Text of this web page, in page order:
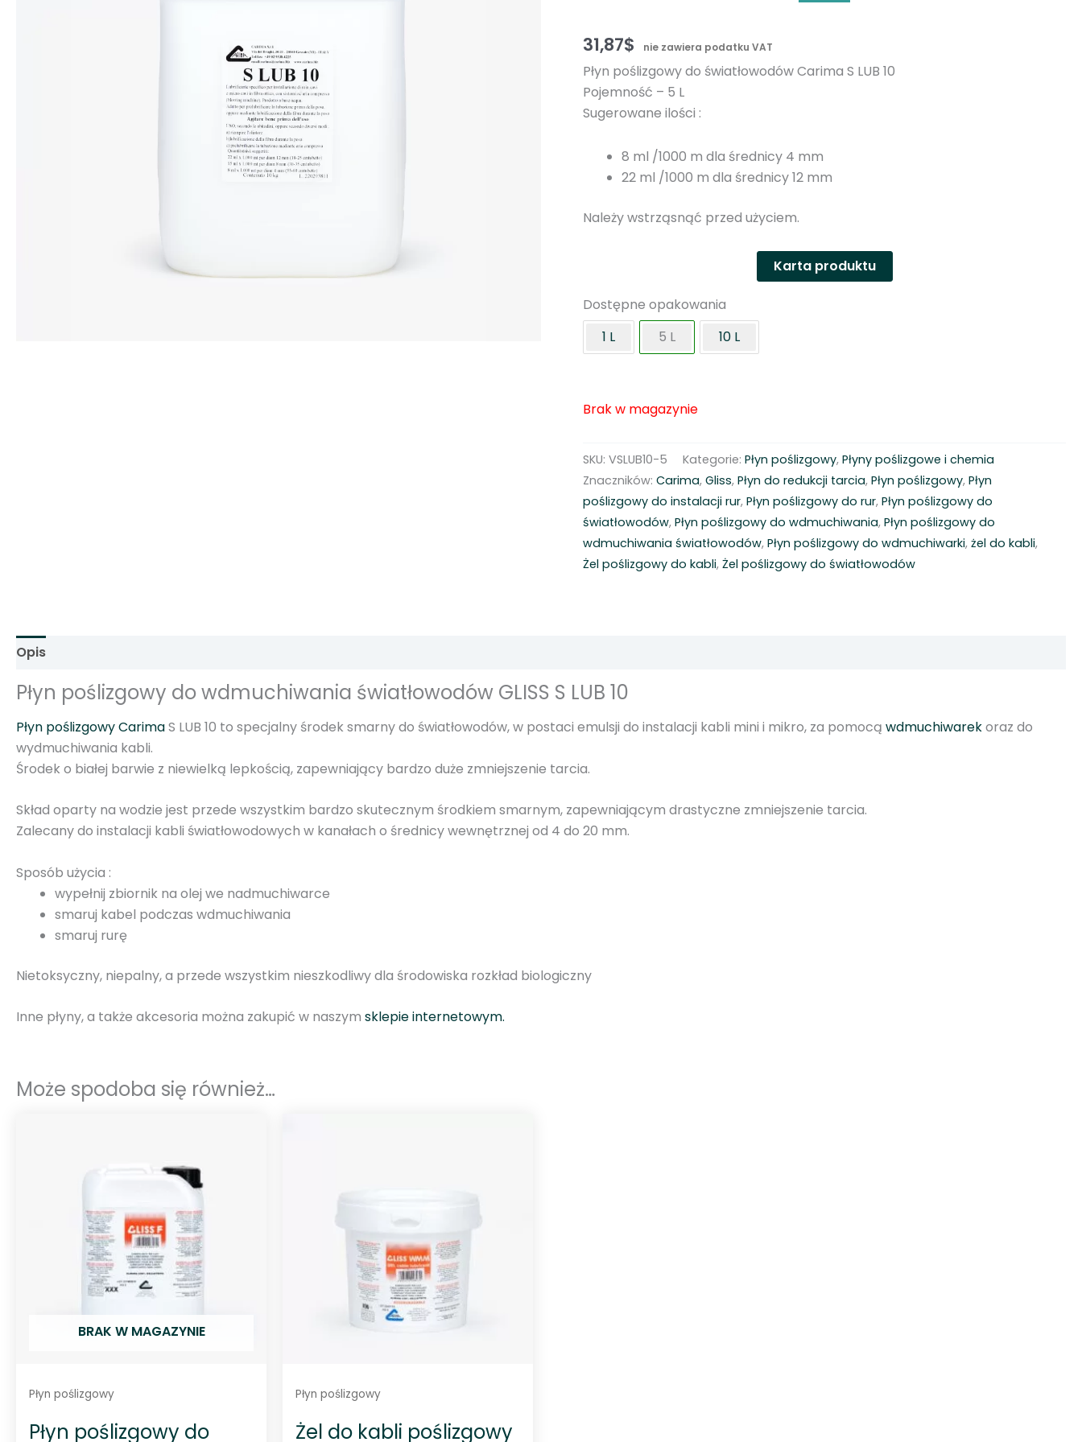
31,87$ nie zawiera podatku VAT
Płyn poślizgowy do światłowodów Carima S LUB 10
Pojemność – 5 L
Sugerowane ilości :
8 ml /1000 m dla średnicy 4 mm
22 ml /1000 m dla średnicy 12 mm
Należy wstrząsnąć przed użyciem.
Karta produktu
Dostępne opakowania
1 L
5 L 10 L
Brak w magazynie
SKU:VSLUB10-5 Kategorie:Płyn poślizgowy,Płyny poślizgowe i chemia
Znaczników:Carima,Gliss,Płyn do redukcji tarcia,Płyn poślizgowy,Płyn
poślizgowy do instalacji rur,Płyn poślizgowy do rur,Płyn poślizgowy do
światłowodów,Płyn poślizgowy do wdmuchiwania,Płyn poślizgowy do
wdmuchiwania światłowodów,Płyn poślizgowy do wdmuchiwarki,żel do kabli,
Żel poślizgowy do kabli,Żel poślizgowy do światłowodów
Opis
Płyn poślizgowy do wdmuchiwania światłowodów GLISS S LUB 10
Płyn poślizgowyCarimaS LUB 10 to specjalny środek smarny do światłowodów, w postaci emulsji do instalacji kabli mini i mikro, za pomocą wdmuchiwarekoraz do
wydmuchiwania kabli.
Środek o białej barwie z niewielką lepkością, zapewniający bardzo duże zmniejszenie tarcia.
Skład oparty na wodzie jest przede wszystkim bardzo skutecznym środkiem smarnym, zapewniającym drastyczne zmniejszenie tarcia.
Zalecany do instalacji kabli światłowodowych w kanałach o średnicy wewnętrznej od 4 do 20 mm.
Sposób użycia :
wypełnij zbiornik na olej we nadmuchiwarce
smaruj kabel podczas wdmuchiwania
smaruj rurę
Nietoksyczny, niepalny, a przede wszystkim nieszkodliwy dla środowiska rozkład biologiczny
Inne płyny, a także akcesoria można zakupić w naszym sklepie internetowym.
Może spodoba się również…
BRAK W MAGAZYNIE
Płyn poślizgowy
Płyn poślizgowy do
Płyn poślizgowy
Żel do kabli poślizgowy